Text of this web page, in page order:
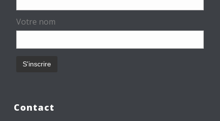
Votre nom
Contact